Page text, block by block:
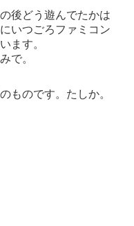
後どう遊んでたかは
いつごろファミコン
ます。
で。
ものです。たしか。